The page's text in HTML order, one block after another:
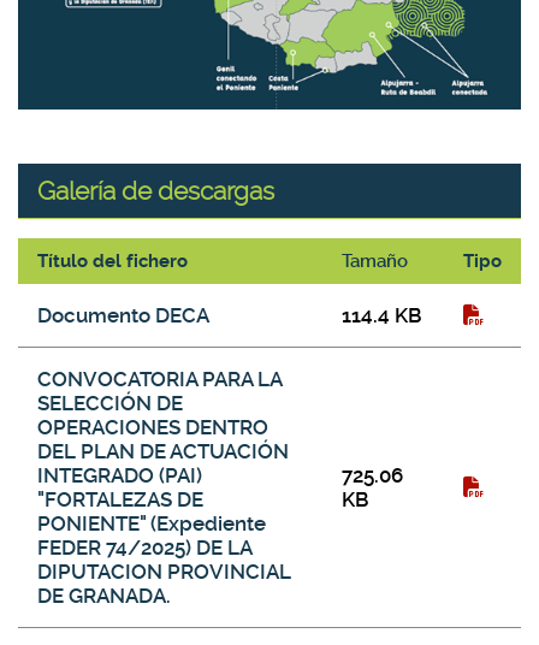
Galería de descargas
Título del fichero Tamaño Tipo
Documento DECA 114.4 KB
CONVOCATORIA PARA LA
SELECCIÓN DE
OPERACIONES DENTRO
DEL PLAN DE ACTUACIÓN
INTEGRADO (PAI)
"FORTALEZAS DE
PONIENTE" (Expediente
FEDER 74/2025) DE LA
DIPUTACION PROVINCIAL
DE GRANADA.
725.06
KB